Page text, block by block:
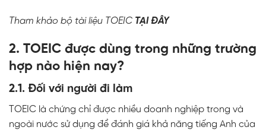
Tham khảo bộ tài liệu TOEIC TẠI ĐÂY
2. TOEIC được dùng trong những trường
hợp nào hiện nay?
2.1. Đối với người đi làm
TOEIC là chứng chỉ được nhiều doanh nghiệp trong và
ngoài nước sử dụng để đánh giá khả năng tiếng Anh của